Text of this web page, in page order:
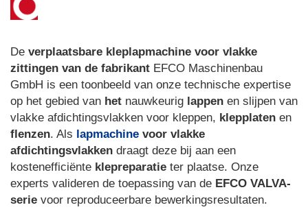
De verplaatsbare kleplapmachine voor vlakke
zittingen van de fabrikant EFCO Maschinenbau
GmbH is een toonbeeld van onze technische expertise
op het gebied van het nauwkeurig lappen en slijpen van
vlakke afdichtingsvlakken voor kleppen, klepplaten en
flenzen. Als lapmachine voor vlakke
afdichtingsvlakken draagt deze bij aan een
kostenefficiënte klepreparatie ter plaatse. Onze
experts valideren de toepassing van de EFCO VALVA-
serie voor reproduceerbare bewerkingsresultaten.